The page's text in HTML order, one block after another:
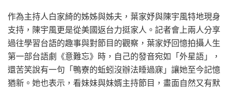
作為主持人白家綺的姊姊與姊夫，葉家妤與陳宇風特地現身
支持，陳宇風更是從美國返台力挺家人。記者會上兩人分享
過往學習台語的趣事與對節目的觀察，葉家妤回憶拍攝人生
第一部台語劇《意難忘》時，自己的發音宛如「外星語」，
還苦笑說有一句「鴨寮的蚯蚓沒辦法睡過寐」讓她至今記憶
猶新。她也表示，看妹妹與妹婿主持節目，畫面自然又有默